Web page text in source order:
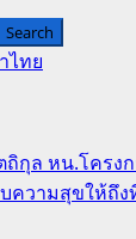
ไทย
กุล หน.โครงก
บความสุขให้ถึ